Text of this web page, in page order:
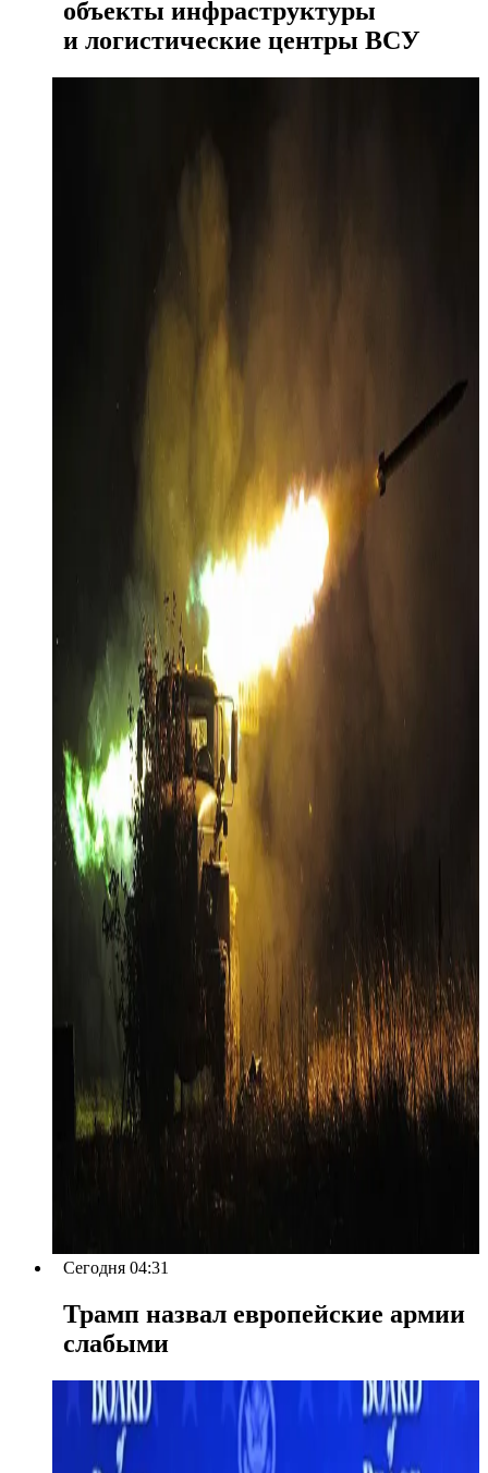
объекты инфраструктуры
и логистические центры ВСУ
Сегодня 04:31
Трамп назвал европейские армии
слабыми